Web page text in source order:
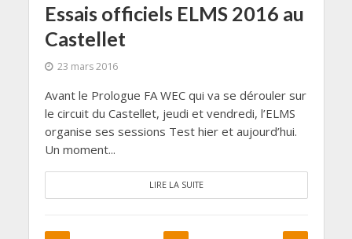
Essais officiels ELMS 2016 au
Castellet
23 mars 2016
Avant le Prologue FA WEC qui va se dérouler sur
le circuit du Castellet, jeudi et vendredi, l’ELMS
organise ses sessions Test hier et aujourd’hui.
Un moment...
LIRE LA SUITE